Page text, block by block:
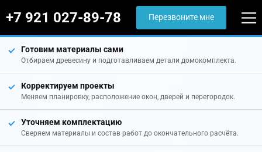
+7 921 027-89-78 Перезвоните мне
Готовим материалы сами
Отбираем древесину и подготавливаем детали домокомплекта.
Корректируем проекты
Меняем планировку, расположение окон, дверей и перегородок.
Уточняем комплектацию
Сверяем материалы и состав работ до окончательного расчёта.